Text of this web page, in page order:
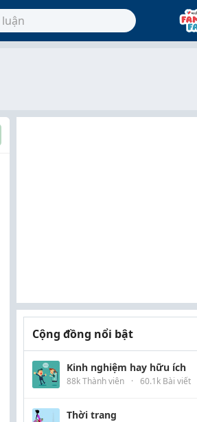
Cộng đồng nổi bật
Kinh nghiệm hay hữu ích
88k Thành viên · 60.1k Bài viết
Thời trang